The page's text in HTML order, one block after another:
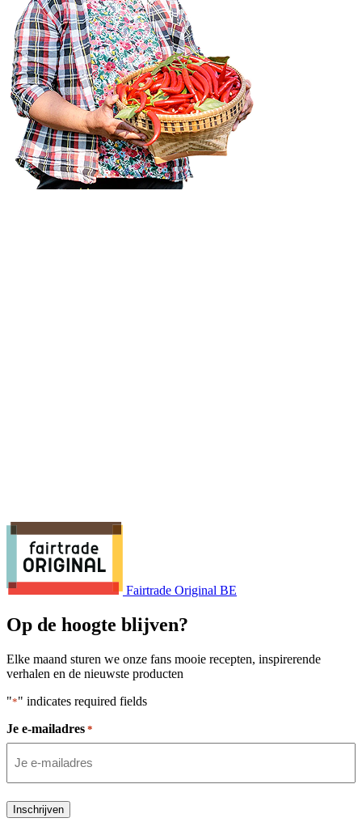
Fairtrade Original BE
Op de hoogte blijven?
Elke maand sturen we onze fans mooie recepten, inspirerende
verhalen en de nieuwste producten
"*" indicates required fields
Je e-mailadres *
Inschrijven